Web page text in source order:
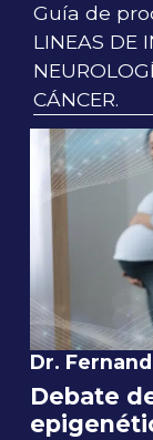
Guía de
LINEAS DE
CÁNCER.
Dr.
Debate